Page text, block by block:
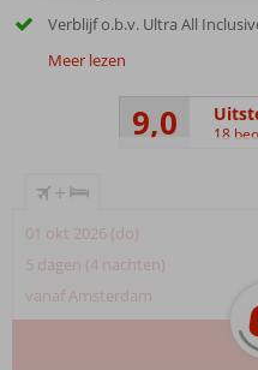
Verblijf o.b.v. Ultra All
Meer lezen
9,0 18
+
01 okt 2026 (do)
5 dagen (4 nachten)
vanaf Amsterdam